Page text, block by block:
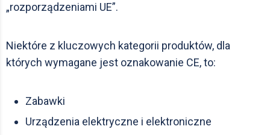
„rozporządzeniami UE”.
Niektóre z kluczowych kategorii produktów, dla
których wymagane jest oznakowanie CE, to:
Zabawki
Urządzenia elektryczne i elektroniczne